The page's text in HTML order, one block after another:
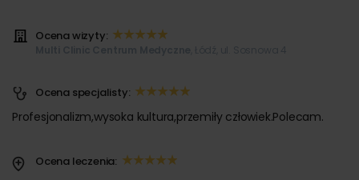
Ocena wizyty:
Ocena specjalisty:
Profesjonalizm,wysoka kultura,przemiły człowiek.Polecam.
Ocena leczenia: